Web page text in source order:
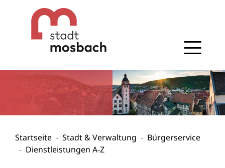
Gehe zum Navigationsbereich
Gehe zum Inhalt
Startseite Stadt & Verwaltung
Bürgerservice
Dienstleistungen A-Z